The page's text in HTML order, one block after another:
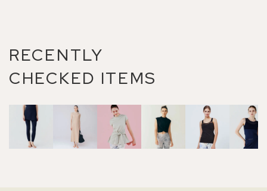
RECENTLY
CHECKED ITEMS